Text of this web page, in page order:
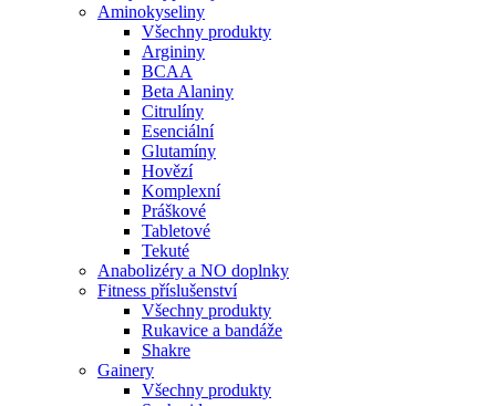
Aminokyseliny
Všechny produkty
Argininy
BCAA
Beta Alaniny
Citrulíny
Esenciální
Glutamíny
Hovězí
Komplexní
Práškové
Tabletové
Tekuté
Anabolizéry a NO doplnky
Fitness příslušenství
Všechny produkty
Rukavice a bandáže
Shakre
Gainery
Všechny produkty